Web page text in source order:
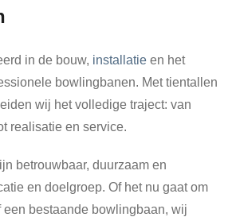
in de bouw, installatie en het
bowlingbanen. Met tientallen
wij het volledige traject: van
realisatie en service.
betrouwbaar, duurzaam en
en doelgroep. Of het nu gaat om
bestaande bowlingbaan, wij